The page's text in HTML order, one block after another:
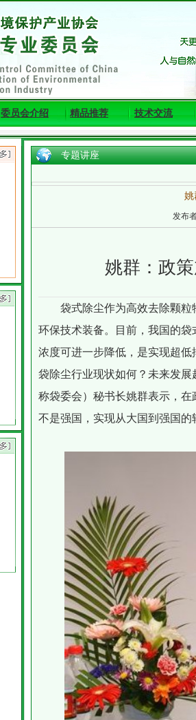
委员会介绍 精品推荐 技术交流
专题讲座
姚
发布
姚群：政
袋式除尘作为高效去除颗
环保技术装备。目前，我国的
浓度可进一步降低，是实现超
袋除尘行业现状如何？未来发
称袋委会）秘书长姚群表示，
不是强国，实现从大国到强国的